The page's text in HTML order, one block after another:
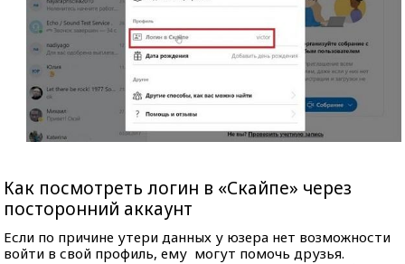
Как посмотреть логин в «Скайпе» через
посторонний аккаунт
Если по причине утери данных у юзера нет возможности
войти в свой профиль, ему могут помочь друзья.